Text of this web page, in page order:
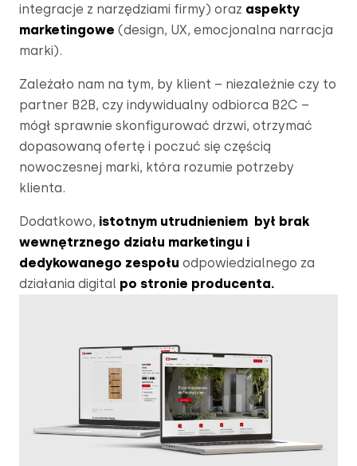
integracje z narzędziami firmy) oraz aspekty
marketingowe (design, UX, emocjonalna narracja
marki).
Zależało nam na tym, by klient – niezależnie czy to
partner B2B, czy indywidualny odbiorca B2C –
mógł sprawnie skonfigurować drzwi, otrzymać
dopasowaną ofertę i poczuć się częścią
nowoczesnej marki, która rozumie potrzeby
klienta.
Dodatkowo, istotnym utrudnieniem  był brak
wewnętrznego działu marketingu i
dedykowanego zespołu odpowiedzialnego za
działania digital po stronie producenta.